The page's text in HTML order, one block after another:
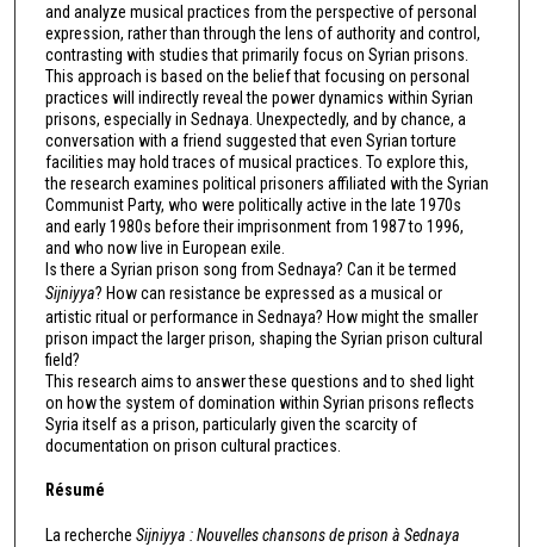
and analyze musical practices from the perspective of personal
expression, rather than through the lens of authority and control,
contrasting with studies that primarily focus on Syrian prisons.
This approach is based on the belief that focusing on personal
practices will indirectly reveal the power dynamics within Syrian
prisons, especially in Sednaya. Unexpectedly, and by chance, a
conversation with a friend suggested that even Syrian torture
facilities may hold traces of musical practices. To explore this,
the research examines political prisoners affiliated with the Syrian
Communist Party, who were politically active in the late 1970s
and early 1980s before their imprisonment from 1987 to 1996,
and who now live in European exile.
Is there a Syrian prison song from Sednaya? Can it be termed
Sijniyya? How can resistance be expressed as a musical or
artistic ritual or performance in Sednaya? How might the smaller
prison impact the larger prison, shaping the Syrian prison cultural
field?
This research aims to answer these questions and to shed light
on how the system of domination within Syrian prisons reflects
Syria itself as a prison, particularly given the scarcity of
documentation on prison cultural practices.
Résumé
La recherche Sijniyya : Nouvelles chansons de prison à Sednaya